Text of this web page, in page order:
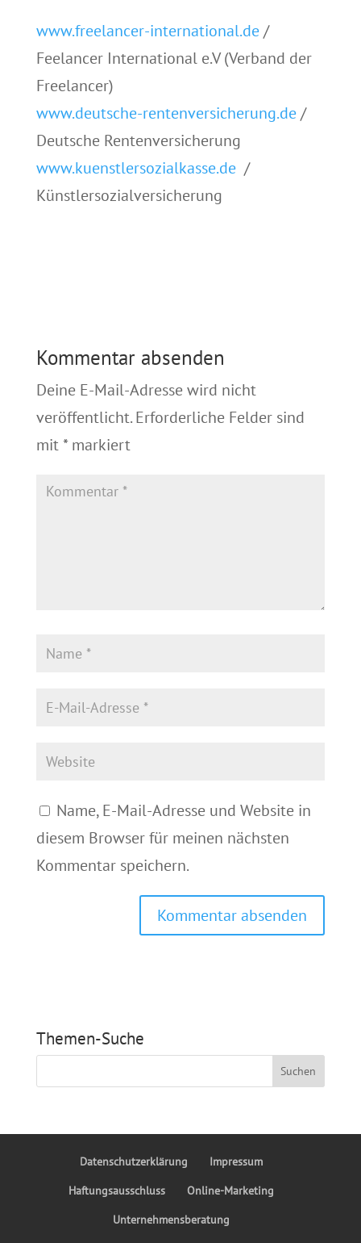
www.freelancer-international.de/
Feelancer International e.V (Verband der
Freelancer)
www.deutsche-rentenversicherung.de/
Deutsche Rentenversicherung
www.kuenstlersozialkasse.de/
Künstlersozialversicherung
Kommentar absenden
Deine E-Mail-Adresse wird nicht
veröffentlicht. Erforderliche Felder sind
mit*markiert
Name, E-Mail-Adresse und Website in
diesem Browser für meinen nächsten
Kommentar speichern.
Themen-Suche
Datenschutzerklärung
Impressum
Haftungsausschluss
Online-Marketing
Unternehmensberatung